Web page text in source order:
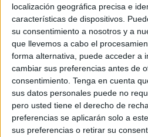
localización geográfica precisa e
características de dispositivos.
su consentimiento a nosotros y a
que llevemos a cabo el
forma alternativa, puede acceder a
cambiar sus preferencias antes de
consentimiento. Tenga en cuenta
sus datos personales puede no
pero usted tiene el derecho de
preferencias se aplicarán solo a
sus preferencias o retirar su
aigües subterrànies".
L'entitat lamenta que el
"en els darrers anys no hi
significatius de les aigües
el nivell de nitrats". Per
cert, destaquen una
Catalana de l'Aigua del